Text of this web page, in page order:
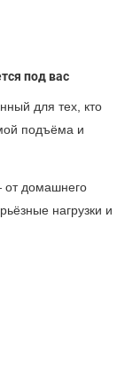
под вас
для тех, кто
подъёма и
от домашнего
нагрузки и